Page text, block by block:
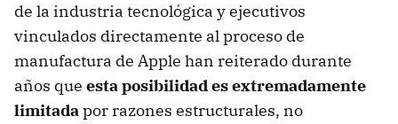
de la industria tecnológica y ejecutivos
vinculados directamente al proceso de
manufactura de Apple han reiterado durante
años que esta posibilidad es extremadamente
limitadapor razones estructurales, no